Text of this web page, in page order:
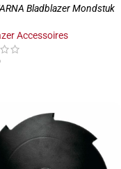
Bladblazer Mondstuk
Accessoires